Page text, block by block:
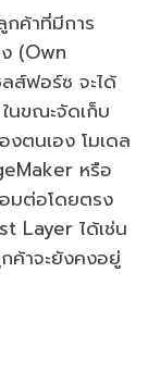
กค้าที่มีการ
(Own
ส์ฟอร์ซ จะได้
นขณะจัดเก็บ
ตนเอง โมเดล
หรือ
มต่อโดยตรง
Layer ได้เช่น
ค้าจะยังคงอยู่